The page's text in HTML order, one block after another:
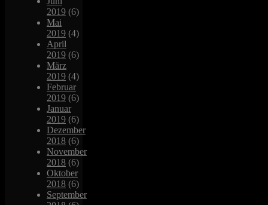
2019 (6)
Mai
2019 (4)
April
2019 (6)
März
2019 (4)
Februar
2019 (6)
Januar
2019 (6)
Dezember
2018 (6)
November
2018 (6)
Oktober
2018 (6)
September